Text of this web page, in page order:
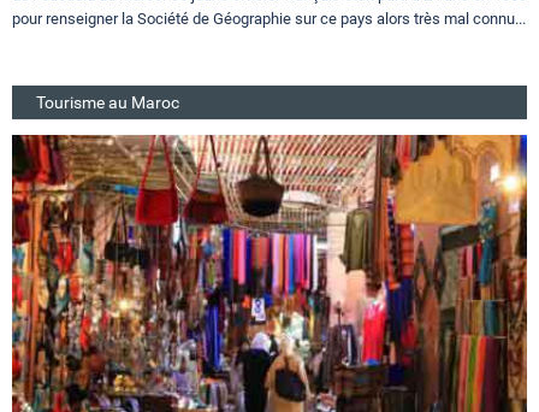
pour renseigner la Société de Géographie sur ce pays alors très mal connu...
Tourisme au Maroc